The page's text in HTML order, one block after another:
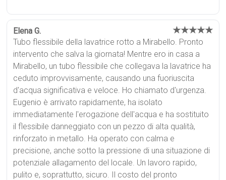
Elena G. ★★★★★
Tubo flessibile della lavatrice rotto a Mirabello. Pronto
intervento che salva la giornata! Mentre ero in casa a
Mirabello, un tubo flessibile che collegava la lavatrice ha
ceduto improvvisamente, causando una fuoriuscita
d'acqua significativa e veloce. Ho chiamato d'urgenza.
Eugenio è arrivato rapidamente, ha isolato
immediatamente l'erogazione dell'acqua e ha sostituito
il flessibile danneggiato con un pezzo di alta qualità,
rinforzato in metallo. Ha operato con calma e
precisione, anche sotto la pressione di una situazione di
potenziale allagamento del locale. Un lavoro rapido,
pulito e, soprattutto, sicuro. Il costo del pronto